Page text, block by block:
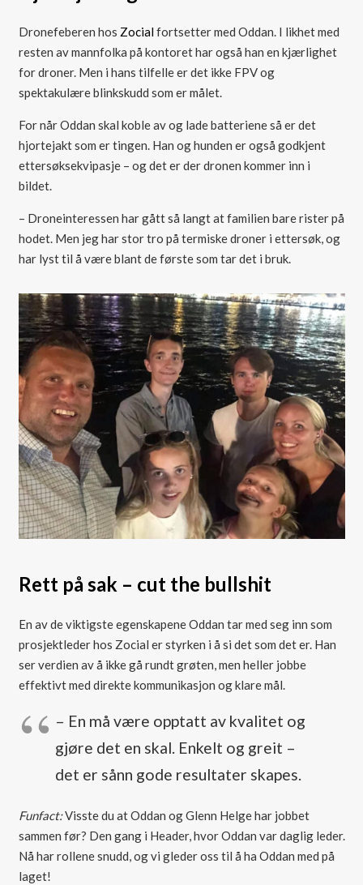
Dronefeberen hos Zocialfortsetter med Oddan. I likhet med
resten av mannfolka på kontoret har også han en kjærlighet
for droner. Men i hans tilfelle er det ikke FPV og
spektakulære blinkskudd som er målet.
For når Oddan skal koble av og lade batteriene så er det
hjortejakt som er tingen. Han og hunden er også godkjent
ettersøksekvipasje – og det er der dronen kommer inn i
bildet.
– Droneinteressen har gått så langt at familien bare rister på
hodet. Men jeg har stor tro på termiske droner i ettersøk, og
har lyst til å være blant de første som tar det i bruk.
Rett på sak – cut the bullshit
En av de viktigste egenskapene Oddan tar med seg inn som
prosjektleder hos Zocial er styrken i å si det som det er. Han
ser verdien av å ikke gå rundt grøten, men heller jobbe
effektivt med direkte kommunikasjon og klare mål.
– En må være opptatt av kvalitet og
gjøre det en skal. Enkelt og greit –
det er sånn gode resultater skapes.
Funfact:Visste du at Oddan og Glenn Helge har jobbet
sammen før? Den gang i Header, hvor Oddan var daglig leder.
Nå har rollene snudd, og vi gleder oss til å ha Oddan med på
laget!